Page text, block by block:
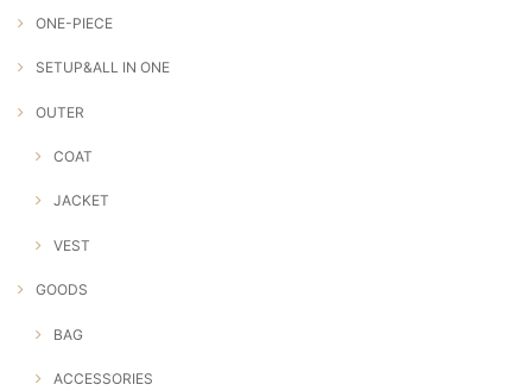
ONE-PIECE
SETUP&ALL IN ONE
OUTER
COAT
JACKET
VEST
GOODS
BAG
ACCESSORIES